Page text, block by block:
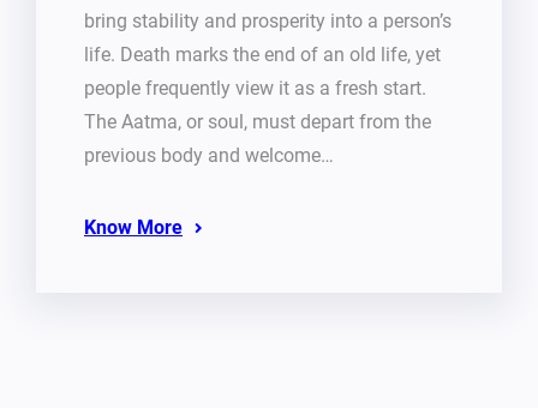
bring stability and prosperity into a person’s
life. Death marks the end of an old life, yet
people frequently view it as a fresh start.
The Aatma, or soul, must depart from the
previous body and welcome…
Know More